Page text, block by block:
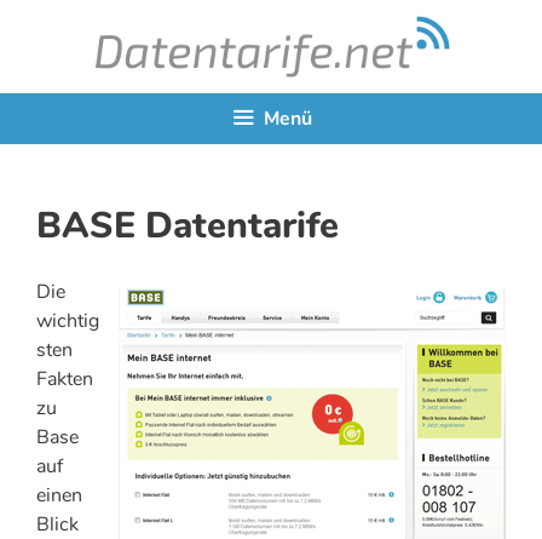
Menü
BASE Datentarife
Die
wichtig
sten
Fakten
zu
Base
auf
einen
Blick